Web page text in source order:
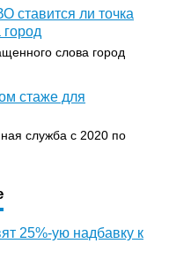
ставится ли точка
слова город
стаже для
служба с 2020 по
25%-ую надбавку к